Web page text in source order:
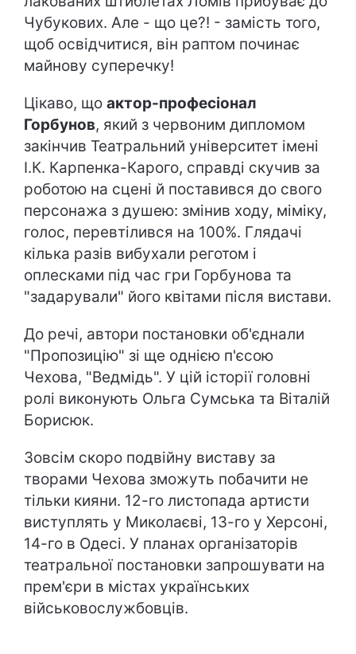
Чубукових. Але - що це?! - замість того,
щоб освідчитися, він раптом починає
майнову суперечку!
Цікаво, що актор-професіонал
Горбунов, який з червоним дипломом
закінчив Театральний університет імені
І.К. Карпенка-Карого, справді скучив за
роботою на сцені й поставився до свого
персонажа з душею: змінив ходу, міміку,
голос, перевтілився на 100%. Глядачі
кілька разів вибухали реготом і
оплесками під час гри Горбунова та
"задарували" його квітами після вистави.
До речі, автори постановки об'єднали
"Пропозицію" зі ще однією п'єсою
Чехова, "Ведмідь". У цій історії головні
ролі виконують Ольга Сумська та Віталій
Борисюк.
Зовсім скоро подвійну виставу за
творами Чехова зможуть побачити не
тільки кияни. 12-го листопада артисти
виступлять у Миколаєві, 13-го у Херсоні,
14-го в Одесі. У планах організаторів
театральної постановки запрошувати на
прем'єри в містах українських
військовослужбовців.